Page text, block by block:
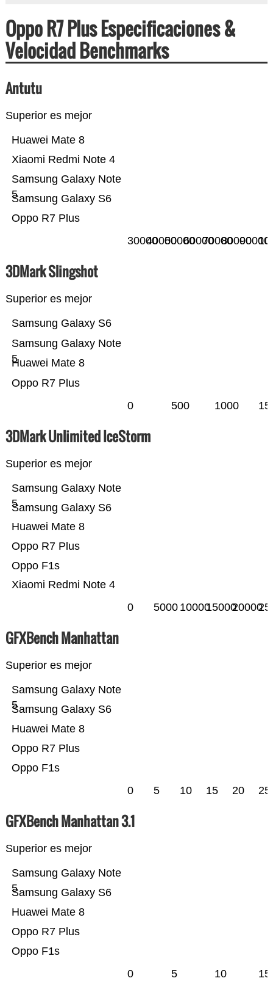
Oppo R7 Plus Especificaciones &
Velocidad Benchmarks
Antutu
Superior es mejor
Oppo R7 Plus
Samsung Galaxy S6
Samsung Galaxy Note
5
Xiaomi Redmi Note 4
Huawei Mate 8
30000400005000060000700008000090000
3DMark Slingshot
Superior es mejor
Oppo R7 Plus
Huawei Mate 8
Samsung Galaxy Note
5
Samsung Galaxy S6
0 500 1000
3DMark Unlimited IceStorm
Superior es mejor
Xiaomi Redmi Note 4
Oppo F1s
Oppo R7 Plus
Huawei Mate 8
Samsung Galaxy S6
Samsung Galaxy Note
5
0 5000 100001500020000
GFXBench Manhattan
Superior es mejor
Oppo F1s
Oppo R7 Plus
Huawei Mate 8
Samsung Galaxy S6
Samsung Galaxy Note
5
0 5 10 15 20 25
GFXBench Manhattan 3.1
Superior es mejor
Oppo F1s
Oppo R7 Plus
Huawei Mate 8
Samsung Galaxy S6
Samsung Galaxy Note
5
0 5 10 15